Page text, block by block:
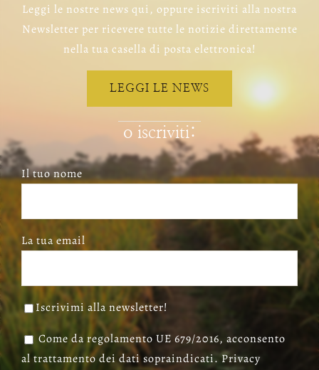
Leggi le nostre news qui, oppure iscriviti alla nostra
Newsletter per ricevere tutte le notizie direttamente
nella tua casella di posta elettronica!
LEGGI LE NEWS
o iscriviti:
Il tuo nome
La tua email
Iscrivimi alla newsletter!
Come da regolamento UE 679/2016, acconsento
al trattamento dei dati sopraindicati. Privacy